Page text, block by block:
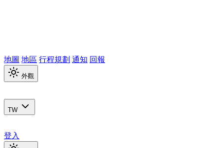
地圖 地區 行程規劃 通知 回報
外觀
TW
登入